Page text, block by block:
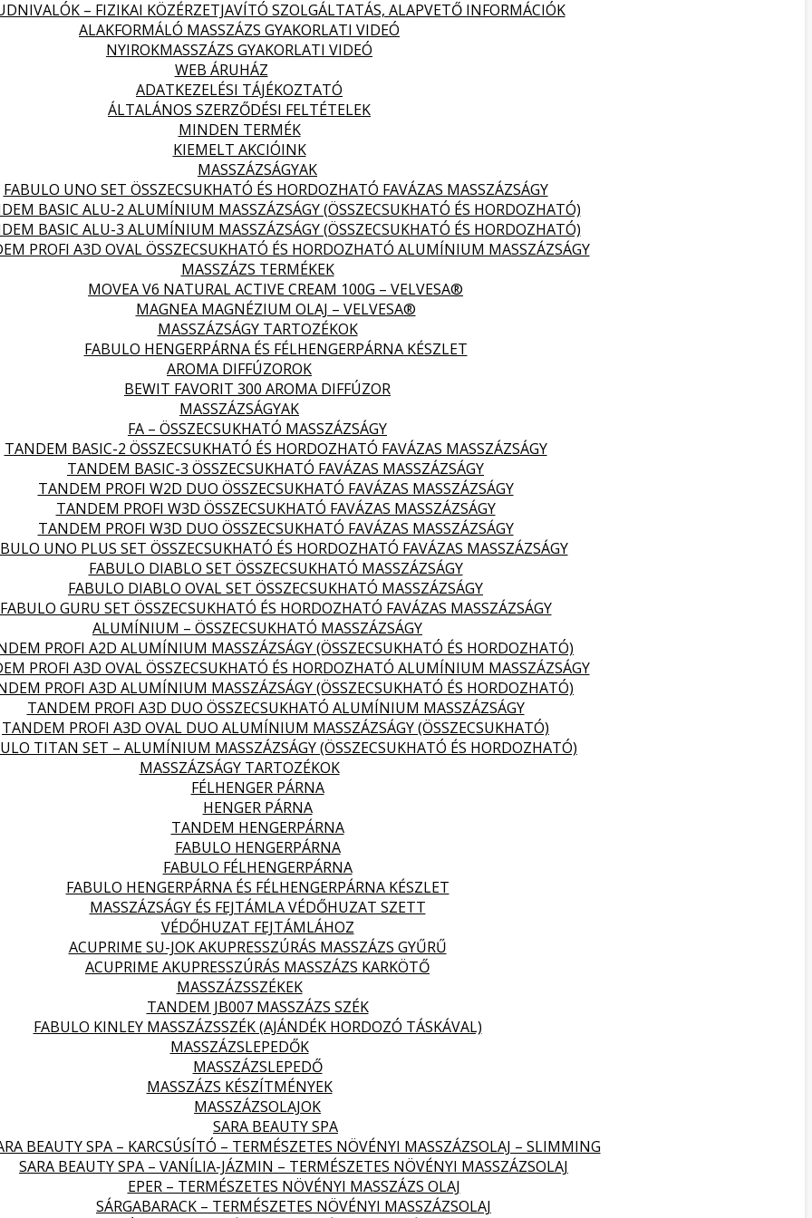
– FIZIKAI KÖZÉRZETJAVÍTÓ SZOLGÁLTATÁS, ALAPVETŐ INFORMÁCIÓK
ALAKFORMÁLÓ MASSZÁZS GYAKORLATI VIDEÓ
NYIROKMASSZÁZS GYAKORLATI VIDEÓ
WEB ÁRUHÁZ
ADATKEZELÉSI TÁJÉKOZTATÓ
ÁLTALÁNOS SZERZŐDÉSI FELTÉTELEK
MINDEN TERMÉK
KIEMELT AKCIÓINK
MASSZÁZSÁGYAK
FABULO UNO SET ÖSSZECSUKHATÓ ÉS HORDOZHATÓ FAVÁZAS MASSZÁZSÁGY
BASIC ALU-2 ALUMÍNIUM MASSZÁZSÁGY (ÖSSZECSUKHATÓ ÉS HORDOZHATÓ)
BASIC ALU-3 ALUMÍNIUM MASSZÁZSÁGY (ÖSSZECSUKHATÓ ÉS HORDOZHATÓ)
PROFI A3D OVAL ÖSSZECSUKHATÓ ÉS HORDOZHATÓ ALUMÍNIUM MASSZÁZSÁGY
MASSZÁZS TERMÉKEK
MOVEA V6 NATURAL ACTIVE CREAM 100G – VELVESA®
MAGNEA MAGNÉZIUM OLAJ – VELVESA®
MASSZÁZSÁGY TARTOZÉKOK
FABULO HENGERPÁRNA ÉS FÉLHENGERPÁRNA KÉSZLET
AROMA DIFFÚZOROK
BEWIT FAVORIT 300 AROMA DIFFÚZOR
MASSZÁZSÁGYAK
FA – ÖSSZECSUKHATÓ MASSZÁZSÁGY
TANDEM BASIC-2 ÖSSZECSUKHATÓ ÉS HORDOZHATÓ FAVÁZAS MASSZÁZSÁGY
TANDEM BASIC-3 ÖSSZECSUKHATÓ FAVÁZAS MASSZÁZSÁGY
TANDEM PROFI W2D DUO ÖSSZECSUKHATÓ FAVÁZAS MASSZÁZSÁGY
TANDEM PROFI W3D ÖSSZECSUKHATÓ FAVÁZAS MASSZÁZSÁGY
TANDEM PROFI W3D DUO ÖSSZECSUKHATÓ FAVÁZAS MASSZÁZSÁGY
UNO PLUS SET ÖSSZECSUKHATÓ ÉS HORDOZHATÓ FAVÁZAS MASSZÁZSÁGY
FABULO DIABLO SET ÖSSZECSUKHATÓ MASSZÁZSÁGY
FABULO DIABLO OVAL SET ÖSSZECSUKHATÓ MASSZÁZSÁGY
FABULO GURU SET ÖSSZECSUKHATÓ ÉS HORDOZHATÓ FAVÁZAS MASSZÁZSÁGY
ALUMÍNIUM – ÖSSZECSUKHATÓ MASSZÁZSÁGY
PROFI A2D ALUMÍNIUM MASSZÁZSÁGY (ÖSSZECSUKHATÓ ÉS HORDOZHATÓ)
PROFI A3D OVAL ÖSSZECSUKHATÓ ÉS HORDOZHATÓ ALUMÍNIUM MASSZÁZSÁGY
PROFI A3D ALUMÍNIUM MASSZÁZSÁGY (ÖSSZECSUKHATÓ ÉS HORDOZHATÓ)
TANDEM PROFI A3D DUO ÖSSZECSUKHATÓ ALUMÍNIUM MASSZÁZSÁGY
TANDEM PROFI A3D OVAL DUO ALUMÍNIUM MASSZÁZSÁGY (ÖSSZECSUKHATÓ)
TITAN SET – ALUMÍNIUM MASSZÁZSÁGY (ÖSSZECSUKHATÓ ÉS HORDOZHATÓ)
MASSZÁZSÁGY TARTOZÉKOK
FÉLHENGER PÁRNA
HENGER PÁRNA
TANDEM HENGERPÁRNA
FABULO HENGERPÁRNA
FABULO FÉLHENGERPÁRNA
FABULO HENGERPÁRNA ÉS FÉLHENGERPÁRNA KÉSZLET
MASSZÁZSÁGY ÉS FEJTÁMLA VÉDŐHUZAT SZETT
VÉDŐHUZAT FEJTÁMLÁHOZ
ACUPRIME SU-JOK AKUPRESSZÚRÁS MASSZÁZS GYŰRŰ
ACUPRIME AKUPRESSZÚRÁS MASSZÁZS KARKÖTŐ
MASSZÁZSSZÉKEK
TANDEM JB007 MASSZÁZS SZÉK
FABULO KINLEY MASSZÁZSSZÉK (AJÁNDÉK HORDOZÓ TÁSKÁVAL)
MASSZÁZSLEPEDŐK
MASSZÁZSLEPEDŐ
MASSZÁZS KÉSZÍTMÉNYEK
MASSZÁZSOLAJOK
SARA BEAUTY SPA
BEAUTY SPA – KARCSÚSÍTÓ – TERMÉSZETES NÖVÉNYI MASSZÁZSOLAJ – SLIMMING
SARA BEAUTY SPA – VANÍLIA-JÁZMIN – TERMÉSZETES NÖVÉNYI MASSZÁZSOLAJ
EPER – TERMÉSZETES NÖVÉNYI MASSZÁZS OLAJ
SÁRGABARACK – TERMÉSZETES NÖVÉNYI MASSZÁZSOLAJ